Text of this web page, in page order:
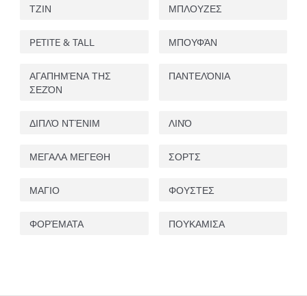
ΤΖΙΝ ΜΠΛΟΥΖΕΣ
PETITE & TALL ΜΠΟΥΦΆΝ
ΑΓΑΠΗΜΈΝΑ ΤΗΣ
ΣΕΖΌΝ
ΠΑΝΤΕΛΌΝΙΑ
ΔΙΠΛΌ ΝΤΈΝΙΜ ΛΙΝΌ
ΜΕΓΑΛΑ ΜΕΓΕΘΗ ΣΟΡΤΣ
ΜΑΓΙΟ ΦΟΥΣΤΕΣ
ΦΟΡΈΜΑΤΑ ΠΟΥΚΑΜΙΣΑ